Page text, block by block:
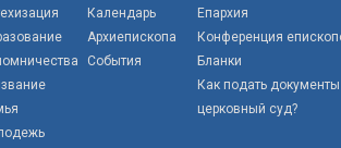
Календарь
Архиепископа
События
Епархия
Конференция
Бланки
Как подать документы
церковный суд?